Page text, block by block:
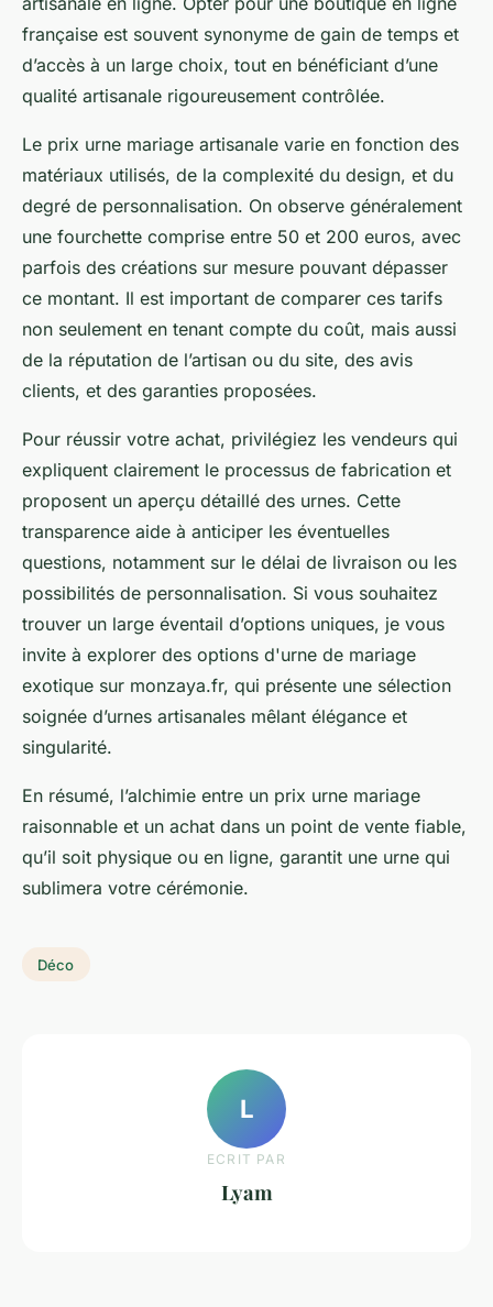
française est souvent synonyme de gain de temps et
d’accès à un large choix, tout en bénéficiant d’une
qualité artisanale rigoureusement contrôlée.
Le prix urne mariage artisanale varie en fonction des
matériaux utilisés, de la complexité du design, et du
degré de personnalisation. On observe généralement
une fourchette comprise entre 50 et 200 euros, avec
parfois des créations sur mesure pouvant dépasser
ce montant. Il est important de comparer ces tarifs
non seulement en tenant compte du coût, mais aussi
de la réputation de l’artisan ou du site, des avis
clients, et des garanties proposées.
Pour réussir votre achat, privilégiez les vendeurs qui
expliquent clairement le processus de fabrication et
proposent un aperçu détaillé des urnes. Cette
transparence aide à anticiper les éventuelles
questions, notamment sur le délai de livraison ou les
possibilités de personnalisation. Si vous souhaitez
trouver un large éventail d’options uniques, je vous
invite à explorer des options d'urne de mariage
exotique sur monzaya.fr, qui présente une sélection
soignée d’urnes artisanales mêlant élégance et
singularité.
En résumé, l’alchimie entre un prix urne mariage
raisonnable et un achat dans un point de vente fiable,
qu’il soit physique ou en ligne, garantit une urne qui
sublimera votre cérémonie.
Déco
L
ECRIT PAR
Lyam